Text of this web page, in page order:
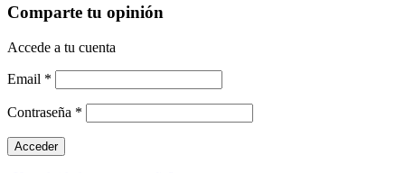
Comparte tu opinión
Accede a tu cuenta
Email *
Contraseña *